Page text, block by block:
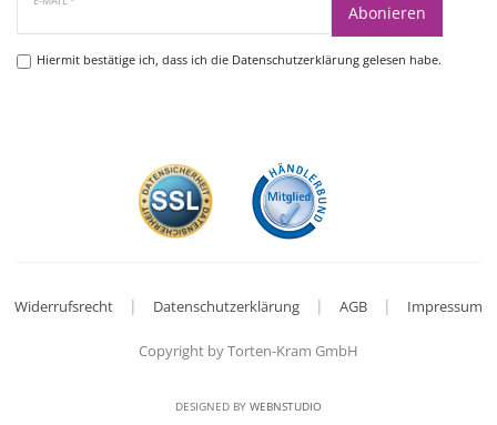
Abonieren
Hiermit bestätige ich, dass ich die Datenschutzerklärunggelesen habe.
Widerrufsrecht | Datenschutzerklärung | AGB | Impressum
Copyright by Torten-Kram GmbH
DESIGNED BY WEBNSTUDIO